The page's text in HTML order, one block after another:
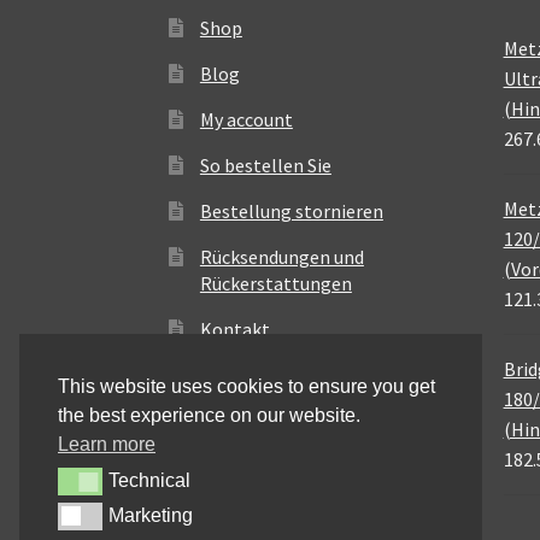
Shop
Blog
My account
So bestellen Sie
Bestellung stornieren
Rücksendungen und
Rückerstattungen
Kontakt
This website uses cookies to ensure you get
the best experience on our website.
Learn more
TechnicalTechnical
MarketingMarketing